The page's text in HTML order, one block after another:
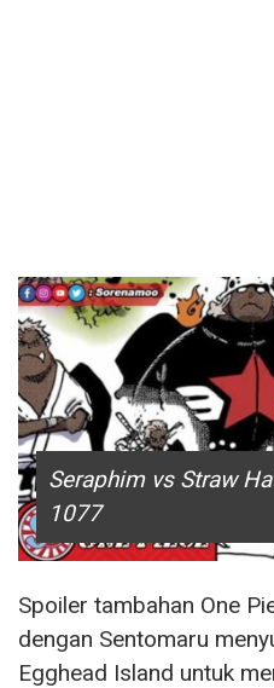
Seraphim vs Straw
1077
Spoiler tambahan One
dengan Sentomaru
Egghead Island untuk